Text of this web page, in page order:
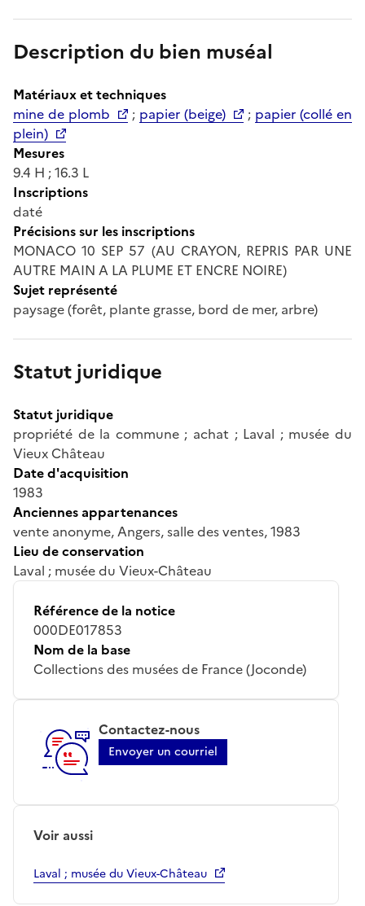
Description du bien muséal
Matériaux et techniques
mine de plomb
; papier (beige) ; papier (collé en
plein)
Mesures
9.4 H ; 16.3 L
Inscriptions
daté
Précisions sur les inscriptions
MONACO 10 SEP 57 (AU CRAYON, REPRIS PAR UNE
AUTRE MAIN A LA PLUME ET ENCRE NOIRE)
Sujet représenté
paysage (forêt, plante grasse, bord de mer, arbre)
Statut juridique
Statut juridique
propriété de la commune ; achat ; Laval ; musée du
Vieux Château
Date d'acquisition
1983
Anciennes appartenances
vente anonyme, Angers, salle des ventes, 1983
Lieu de conservation
Laval ; musée du Vieux-Château
Référence de la notice
000DE017853
Nom de la base
Collections des musées de France (Joconde)
Contactez-nous
Envoyer un courriel
Voir aussi
Laval ; musée du Vieux-Château